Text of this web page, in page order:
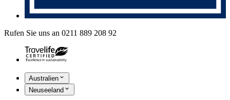
Rufen Sie uns an 0211 889 208 92
Australien
Neuseeland